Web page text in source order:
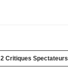
2 Critiques Spectateurs